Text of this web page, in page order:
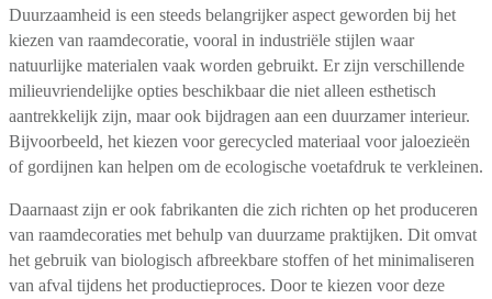
Duurzaamheid is een steeds belangrijker aspect geworden bij het
kiezen van raamdecoratie, vooral in industriële stijlen waar
natuurlijke materialen vaak worden gebruikt. Er zijn verschillende
milieuvriendelijke opties beschikbaar die niet alleen esthetisch
aantrekkelijk zijn, maar ook bijdragen aan een duurzamer interieur.
Bijvoorbeeld, het kiezen voor gerecycled materiaal voor jaloezieën
of gordijnen kan helpen om de ecologische voetafdruk te verkleinen.
Daarnaast zijn er ook fabrikanten die zich richten op het produceren
van raamdecoraties met behulp van duurzame praktijken. Dit omvat
het gebruik van biologisch afbreekbare stoffen of het minimaliseren
van afval tijdens het productieproces. Door te kiezen voor deze